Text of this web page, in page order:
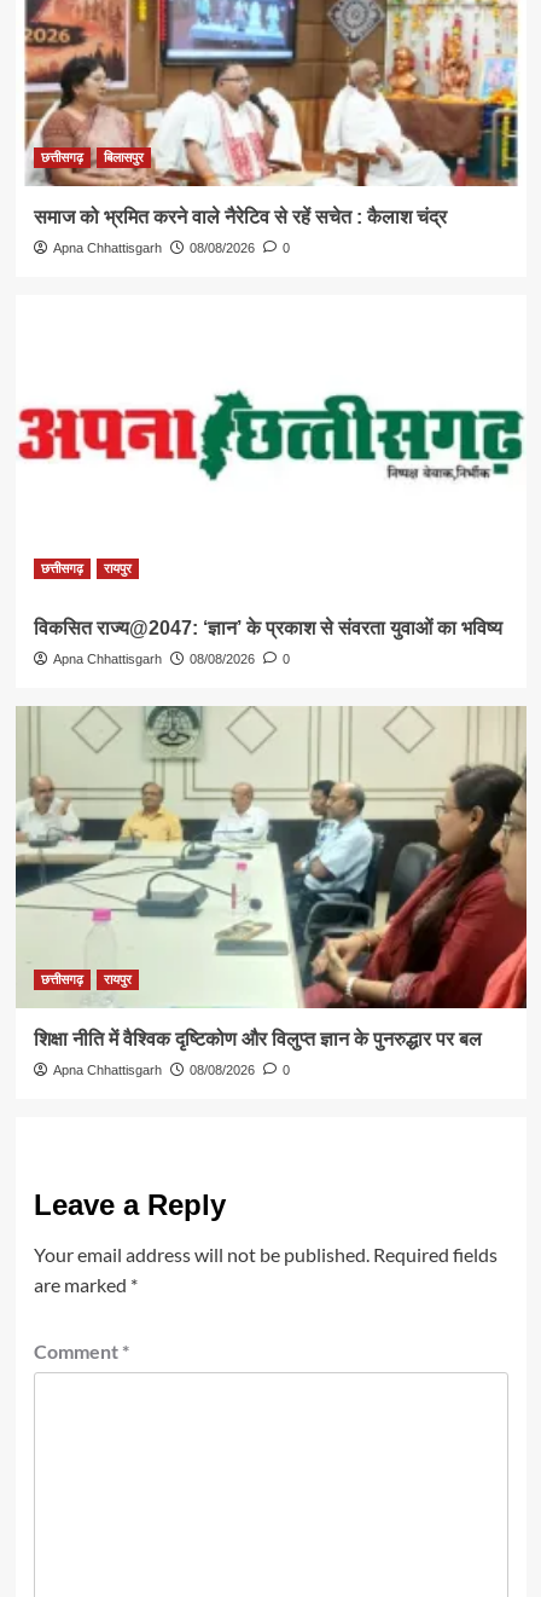
छत्तीसगढ़ बिलासपुर
समाज को भ्रमित करने वाले नैरेटिव से रहें सचेत : कैलाश चंद्र
Apna Chhattisgarh 08/08/2026 0
छत्तीसगढ़ रायपुर
विकसित राज्य@2047: ‘ज्ञान’ के प्रकाश से संवरता युवाओं का भविष्य
Apna Chhattisgarh 08/08/2026 0
छत्तीसगढ़ रायपुर
शिक्षा नीति में वैश्विक दृष्टिकोण और विलुप्त ज्ञान के पुनरुद्धार पर बल
Apna Chhattisgarh 08/08/2026 0
Leave a Reply
Your email address will not be published. Required fields
are marked *
Comment *